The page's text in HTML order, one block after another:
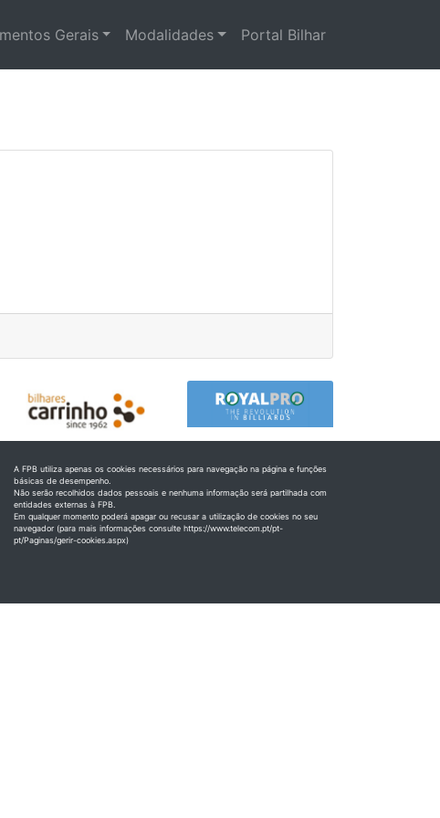
Gerais Modalidades Portal Bilhar
A FPB utiliza apenas os cookies necessários para navegação na página e funções
básicas de desempenho.
Não serão recolhidos dados pessoais e nenhuma informação será partilhada com
entidades externas à FPB.
Em qualquer momento poderá apagar ou recusar a utilização de cookies no seu
navegador (para mais informações consulte https://www.telecom.pt/pt-
pt/Paginas/gerir-cookies.aspx)